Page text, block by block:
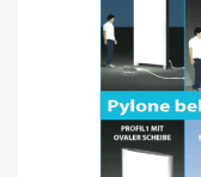
PYLONE B125CM
PYLONE B150CM
PYLONE B200CM
PYLONE B250CM